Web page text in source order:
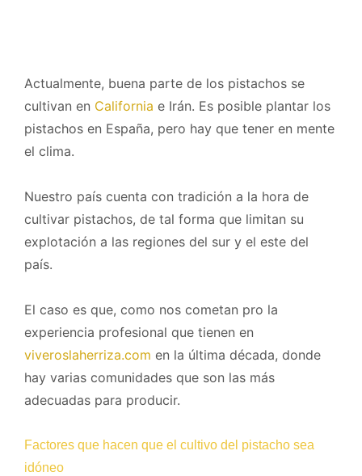
Actualmente, buena parte de los pistachos se
cultivan en California e Irán. Es posible plantar los
pistachos en España, pero hay que tener en mente
el clima.
Nuestro país cuenta con tradición a la hora de
cultivar pistachos, de tal forma que limitan su
explotación a las regiones del sur y el este del
país.
El caso es que, como nos cometan pro la
experiencia profesional que tienen en
viveroslaherriza.com en la última década, donde
hay varias comunidades que son las más
adecuadas para producir.
Factores que hacen que el cultivo del pistacho sea
idóneo